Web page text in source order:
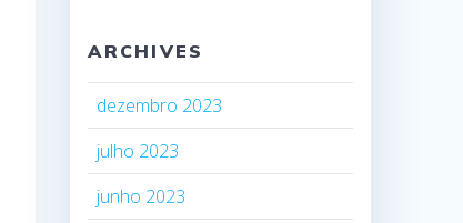
ARCHIVES
dezembro 2023
julho 2023
junho 2023